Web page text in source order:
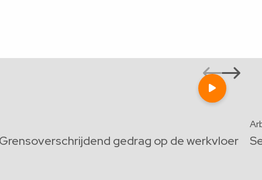
slide
Speel
video
af
gedrag op de werkvloer